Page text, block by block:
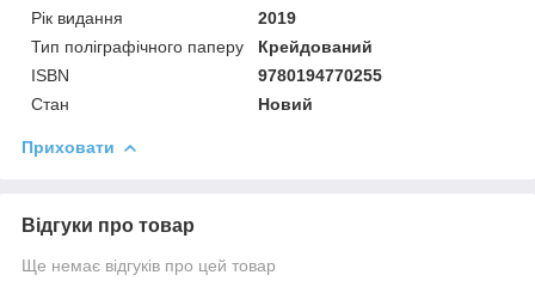
Рік видання
2019
Тип поліграфічного паперу
Крейдований
ISBN
9780194770255
Стан
Новий
Приховати
Відгуки про товар
Ще немає відгуків про цей товар